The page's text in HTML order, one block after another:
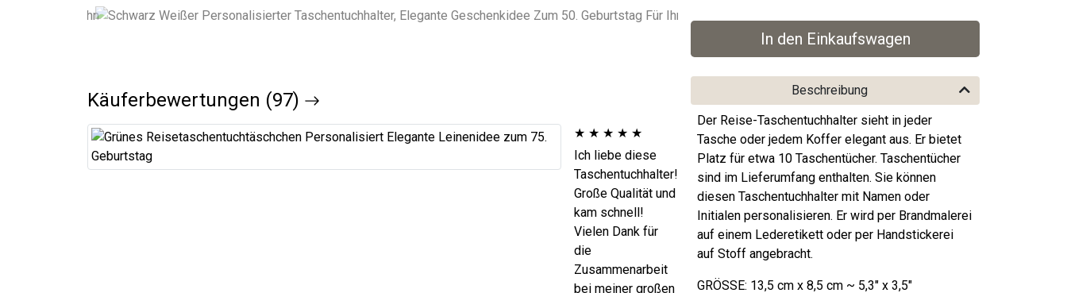
Beschreibung
Der Reise-Taschentuchhalter sieht in jeder
Tasche oder jedem Koffer elegant aus. Er bietet
Platz für etwa 10 Taschentücher. Taschentücher
sind im Lieferumfang enthalten. Sie können
diesen Taschentuchhalter mit Namen oder
Initialen personalisieren. Er wird per Brandmalerei
auf einem Lederetikett oder per Handstickerei
auf Stoff angebracht.
GRÖSSE: 13,5 cm x 8,5 cm ~ 5,3" x 3,5"
Käuferbewertungen (97)
★ ★ ★ ★ ★
Ich liebe diese
Taschentuchhalter!
Große Qualität und
kam schnell!
Vielen Dank für
die
Zusammenarbeit
bei meiner großen